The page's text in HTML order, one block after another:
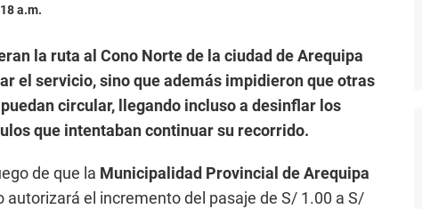
a.m.
la ruta al Cono Norte de la ciudad de Arequipa
el servicio, sino que además impidieron que otras
circular, llegando incluso a desinflar los
que intentaban continuar su recorrido.
de que la Municipalidad Provincial de Arequipa
autorizará el incremento del pasaje de S/ 1.00 a S/